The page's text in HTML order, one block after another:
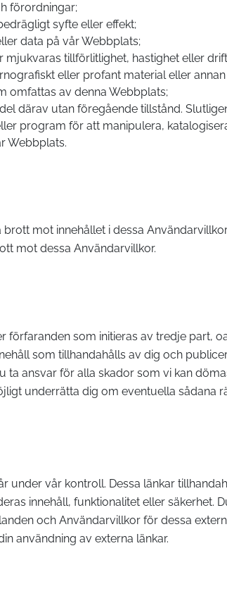
förordningar;
syfte eller effekt;
data på vår Webbplats;
tillförlitlighet, hastighet eller
eller profant material eller
omfattas av denna Webbplats;
därav utan föregående tillstånd.
program för att manipulera,
Webbplats.
mot innehållet i dessa
mot dessa Användarvillkor.
förfaranden som initieras av tredje part,
som tillhandahålls av dig och
ta ansvar för alla skador som vi kan
underrätta dig om eventuella sådana
under vår kontroll. Dessa länkar
innehåll, funktionalitet eller säkerhet.
och Användarvillkor för dessa
användning av externa länkar.